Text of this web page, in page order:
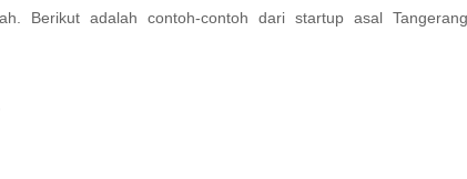
Berikut adalah contoh-contoh dari startup asal Tangerang